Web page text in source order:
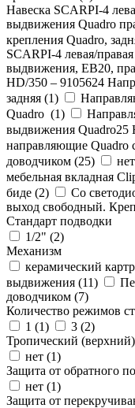
Навеска SCARPI-4
выдвижения Quadro
крепления Quadro,
SCARPI-4 левая/
выдвижения, ЕВ20,
HD/350 – 9105624
задняя (1)
Quadro (1)
выдвижения Quadro25
направляющие Quadro
доводчиком (25)
мебельная вкладная
биде (2)
Со
выход свободный.
Стандарт подводки
1/2" (2)
Механизм
керамический
выдвижения (11)
доводчиком (7)
Количество режимов
1 (1) 3 (2)
Тропический
нет (1)
Защита от обратного
нет (1)
Защита от